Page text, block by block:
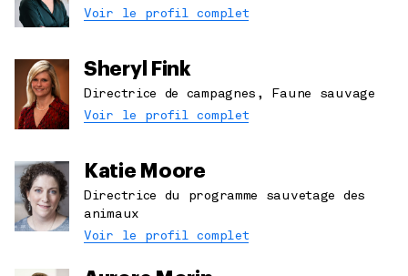
Voir le profil complet
Sheryl Fink
Directrice de campagnes, Faune sauvage
Voir le profil complet
Katie Moore
Directrice du programme sauvetage des
animaux
Voir le profil complet